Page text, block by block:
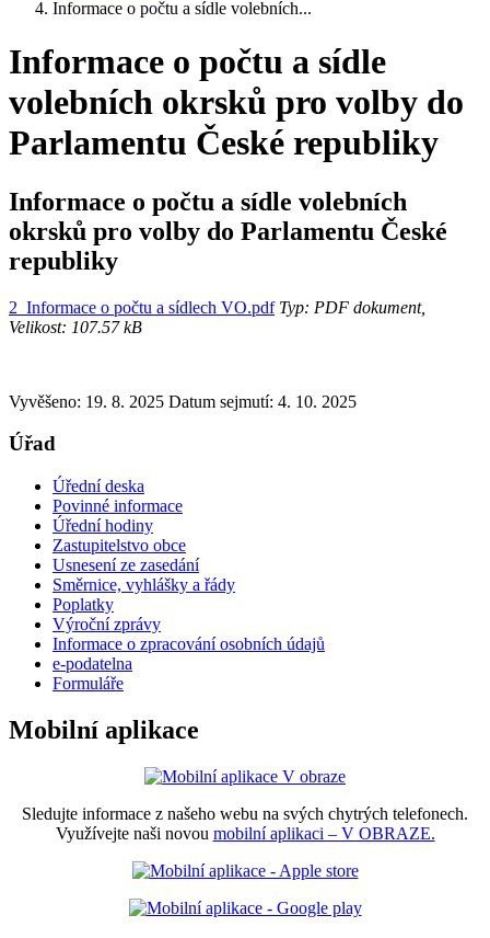
Informace o počtu a sídle volebních...
Informace o počtu a sídle
volebních okrsků pro volby do
Parlamentu České republiky
Informace o počtu a sídle volebních
okrsků pro volby do Parlamentu České
republiky
2_Informace o počtu a sídlech VO.pdfTyp: PDF dokument,
Velikost: 107.57 kB
Vyvěšeno: 19. 8. 2025 Datum sejmutí: 4. 10. 2025
Úřad
Úřední deska
Povinné informace
Úřední hodiny
Zastupitelstvo obce
Usnesení ze zasedání
Směrnice, vyhlášky a řády
Poplatky
Výroční zprávy
Informace o zpracování osobních údajů
e-podatelna
Formuláře
Mobilní aplikace
Sledujte informace z našeho webu na svých chytrých telefonech.
Využívejte naši novou mobilní aplikaci – V OBRAZE.